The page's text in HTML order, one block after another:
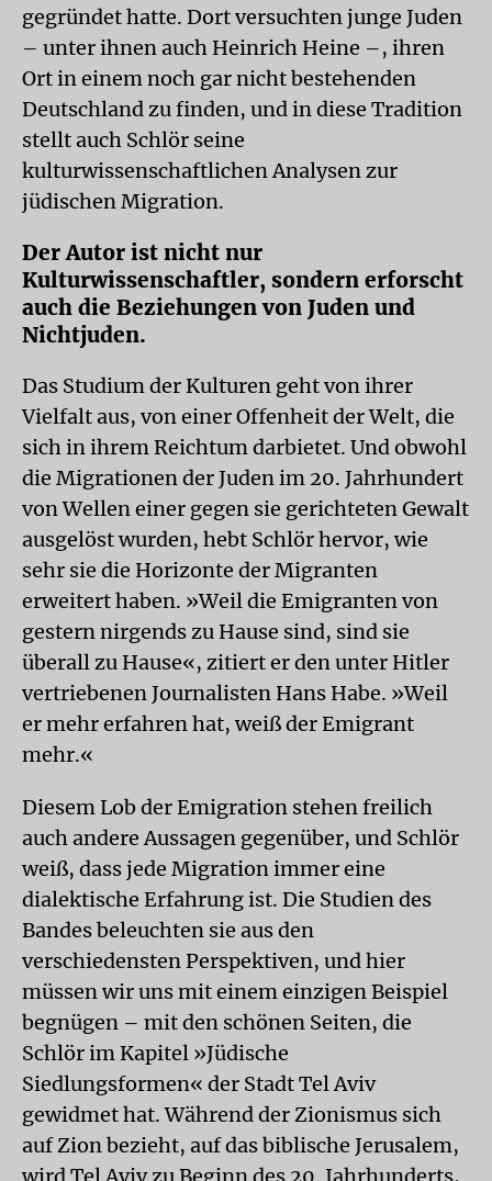
gegründet hatte. Dort versuchten junge Juden
– unter ihnen auch Heinrich Heine –, ihren
Ort in einem noch gar nicht bestehenden
Deutschland zu finden, und in diese Tradition
stellt auch Schlör seine
kulturwissenschaftlichen Analysen zur
jüdischen Migration.
Der Autor ist nicht nur
Kulturwissenschaftler, sondern erforscht
auch die Beziehungen von Juden und
Nichtjuden.
Das Studium der Kulturen geht von ihrer
Vielfalt aus, von einer Offenheit der Welt, die
sich in ihrem Reichtum darbietet. Und obwohl
die Migrationen der Juden im 20. Jahrhundert
von Wellen einer gegen sie gerichteten Gewalt
ausgelöst wurden, hebt Schlör hervor, wie
sehr sie die Horizonte der Migranten
erweitert haben. »Weil die Emigranten von
gestern nirgends zu Hause sind, sind sie
überall zu Hause«, zitiert er den unter Hitler
vertriebenen Journalisten Hans Habe. »Weil
er mehr erfahren hat, weiß der Emigrant
mehr.«
Diesem Lob der Emigration stehen freilich
auch andere Aussagen gegenüber, und Schlör
weiß, dass jede Migration immer eine
dialektische Erfahrung ist. Die Studien des
Bandes beleuchten sie aus den
verschiedensten Perspektiven, und hier
müssen wir uns mit einem einzigen Beispiel
begnügen – mit den schönen Seiten, die
Schlör im Kapitel »Jüdische
Siedlungsformen« der Stadt Tel Aviv
gewidmet hat. Während der Zionismus sich
auf Zion bezieht, auf das biblische Jerusalem,
wird Tel Aviv zu Beginn des 20. Jahrhunderts,